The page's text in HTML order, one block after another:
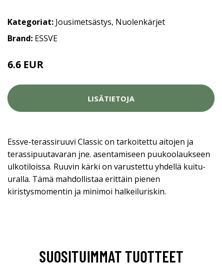
Kategoriat: Jousimetsästys, Nuolenkärjet
Brand: ESSVE
6.6 EUR
LISÄTIETOJA
Essve-terassiruuvi Classic on tarkoitettu aitojen ja
terassipuutavaran jne. asentamiseen puukoolaukseen
ulkotiloissa. Ruuvin kärki on varustettu yhdellä kuitu-
uralla. Tämä mahdollistaa erittäin pienen
kiristysmomentin ja minimoi halkeiluriskin.
SUOSITUIMMAT TUOTTEET